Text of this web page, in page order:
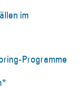
im
Programme